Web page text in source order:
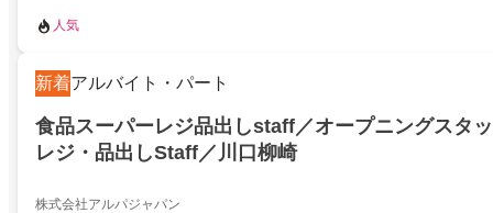
人気
新着アルバイト・パート
食品スーパーレジ品出しstaff／オープニングスタ
レジ・品出しStaff／川口柳崎
株式会社アルパジャパン